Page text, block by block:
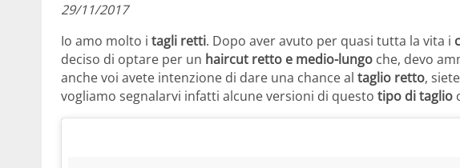
29/11/2017
Io amo molto i tagli retti. Dopo aver avuto per quasi tutta la vita i
deciso di optare per un haircut retto e medio-lungo che, devo
anche voi avete intenzione di dare una chance al taglio retto,
vogliamo segnalarvi infatti alcune versioni di questo tipo di taglio